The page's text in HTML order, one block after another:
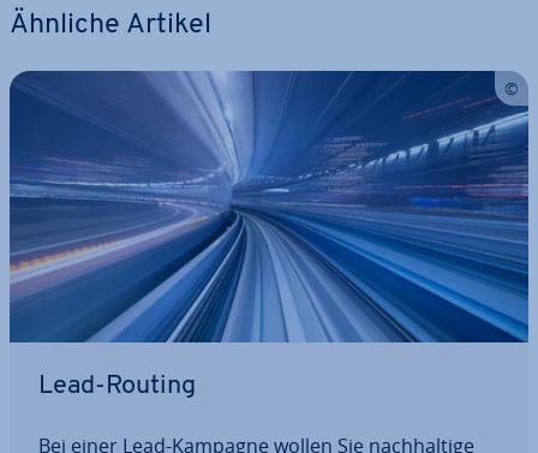
Ähnliche Artikel
Lead-Routing
Bei einer Lead-Kampagne wollen Sie nach­hal­ti­ge